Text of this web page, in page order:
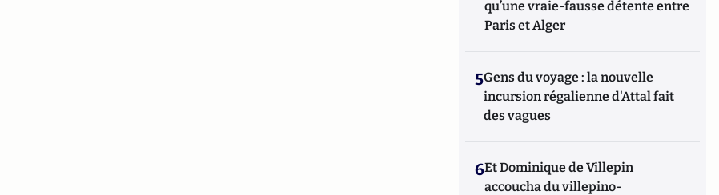
qu’une vraie-fausse détente entre
Paris et Alger
5Gens du voyage : la nouvelle
incursion régalienne d'Attal fait
des vagues
6Et Dominique de Villepin
accoucha du villepino-